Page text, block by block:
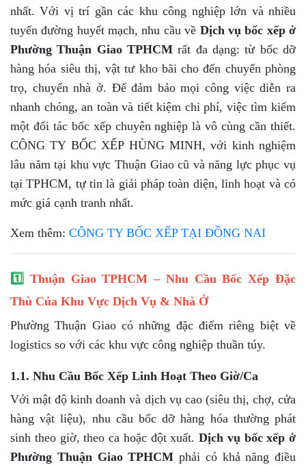
nhất. Với vị trí gần các khu công nghiệp lớn và nhiều
tuyến đường huyết mạch, nhu cầu về Dịch vụ bốc xếp ở
Phường Thuận Giao TPHCM rất đa dạng: từ bốc dỡ
hàng hóa siêu thị, vật tư kho bãi cho đến chuyển phòng
trọ, chuyển nhà ở. Để đảm bảo mọi công việc diễn ra
nhanh chóng, an toàn và tiết kiệm chi phí, việc tìm kiếm
một đối tác bốc xếp chuyên nghiệp là vô cùng cần thiết.
CÔNG TY BỐC XẾP HÙNG MINH, với kinh nghiệm
lâu năm tại khu vực Thuận Giao cũ và năng lực phục vụ
tại TPHCM, tự tin là giải pháp toàn diện, linh hoạt và có
mức giá cạnh tranh nhất.
Xem thêm: CÔNG TY BỐC XẾP TẠI ĐỒNG NAI
1️⃣ Thuận Giao TPHCM – Nhu Cầu Bốc Xếp Đặc
Thù Của Khu Vực Dịch Vụ & Nhà Ở
Phường Thuận Giao có những đặc điểm riêng biệt về
logistics so với các khu vực công nghiệp thuần túy.
1.1. Nhu Cầu Bốc Xếp Linh Hoạt Theo Giờ/Ca
Với mật độ kinh doanh và dịch vụ cao (siêu thị, chợ, cửa
hàng vật liệu), nhu cầu bốc dỡ hàng hóa thường phát
sinh theo giờ, theo ca hoặc đột xuất. Dịch vụ bốc xếp ở
Phường Thuận Giao TPHCM phải có khả năng điều